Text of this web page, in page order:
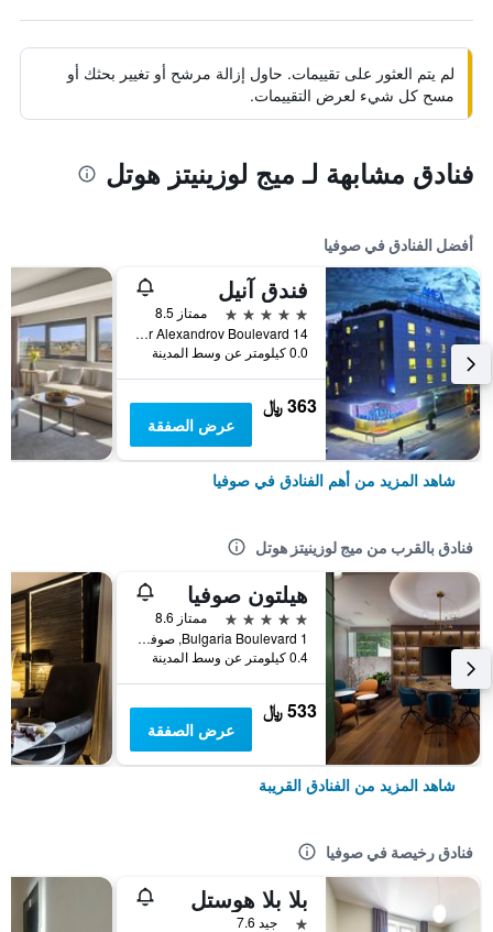
لم يتم العثور على تقييمات. حاول إزالة مرشح أو تغيير بحثك أو
مسح كل شيء لعرض التقييمات.
فنادق مشابهة لـ ميج لوزينيتز هوتل
أفضل الفنادق في صوفيا
فندق آنيل
5 نجوم
ممتاز 8.5
14 Todor Alexandrov Boulevard, صوفيا, بلغاريا
0.0 كيلومتر عن وسط المدينة
363 ﷼
عرض الصفقة
شاهد المزيد من أهم الفنادق في صوفيا
فنادق بالقرب من ميج لوزينيتز هوتل
هيلتون صوفيا
5 نجوم
ممتاز 8.6
1 Bulgaria Boulevard, صوفيا, بلغاريا
0.4 كيلومتر عن وسط المدينة
533 ﷼
عرض الصفقة
شاهد المزيد من الفنادق القريبة
فنادق رخيصة في صوفيا
بلا بلا هوستل
نجمة واحدة
جيد 7.6